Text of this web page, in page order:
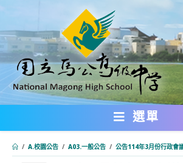
轉
主
要
內
選單
/ A.校園公告 / A03.一般公告 / 公告114年3月份行政會